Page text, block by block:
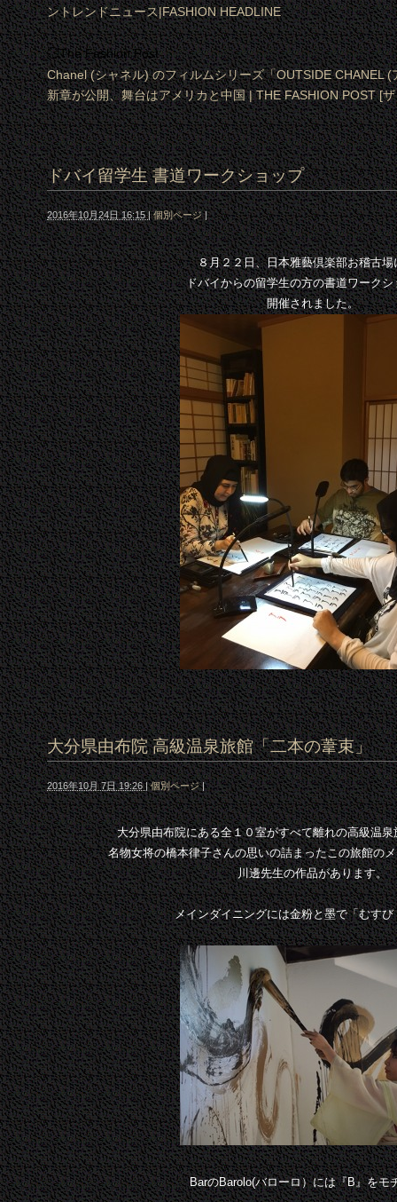
ントレンドニュース|FASHION HEADLINE
◯The Fashion Post
Chanel (シャネル) のフィルムシリーズ「OUTSIDE CHANEL
新章が公開、舞台はアメリカと中国 | THE FASHION POST [
ドバイ留学生 書道ワークショップ
2016年10月24日 16:15| 個別ページ |
８月２２日、日本雅藝倶楽部お稽古場
ドバイからの留学生の方の書道ワークシ
開催されました。
大分県由布院 高級温泉旅館「二本の葦束」
2016年10月 7日 19:26| 個別ページ |
大分県由布院にある全１０室がすべて離れの高級温
名物女将の橋本律子さんの思いの詰まったこの旅館の
川邊先生の作品があります。
メインダイニングには金粉と墨で「むすび
BarのBarolo(バローロ）には『B』をモ